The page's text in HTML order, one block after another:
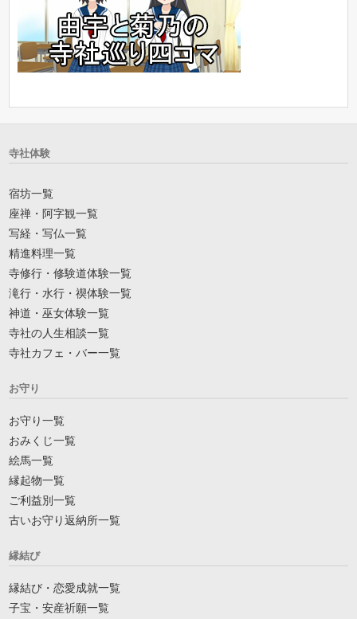
寺社体験
宿坊一覧
座禅・阿字観一覧
写経・写仏一覧
精進料理一覧
寺修行・修験道体験一覧
滝行・水行・禊体験一覧
神道・巫女体験一覧
寺社の人生相談一覧
寺社カフェ・バー一覧
お守り
お守り一覧
おみくじ一覧
絵馬一覧
縁起物一覧
ご利益別一覧
古いお守り返納所一覧
縁結び
縁結び・恋愛成就一覧
子宝・安産祈願一覧